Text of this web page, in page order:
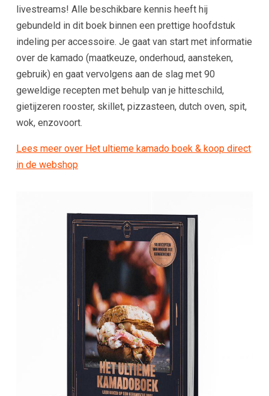
livestreams! Alle beschikbare kennis heeft hij
gebundeld in dit boek binnen een prettige hoofdstuk
indeling per accessoire. Je gaat van start met informatie
over de kamado (maatkeuze, onderhoud, aansteken,
gebruik) en gaat vervolgens aan de slag met 90
geweldige recepten met behulp van je hitteschild,
gietijzeren rooster, skillet, pizzasteen, dutch oven, spit,
wok, enzovoort.
Lees meer over Het ultieme kamado boek & koop direct
in de webshop